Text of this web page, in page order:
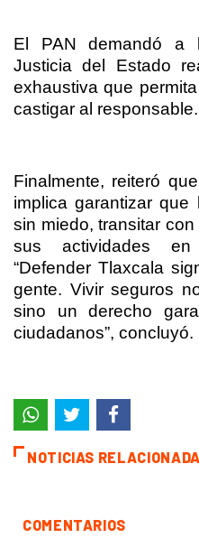
El PAN demandó a
Justicia del Estado
exhaustiva que
castigar al responsable.
Finalmente, reiteró
implica garantizar
sin miedo, transitar
sus actividades
“Defender Tlaxcala
gente. Vivir seguros
sino un derecho
ciudadanos”, concluyó.
NOTICIAS
COMENTARIOS